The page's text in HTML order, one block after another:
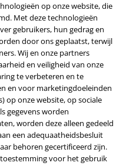
op onze website, die
Met deze technologieën
gebruikers, hun gedrag en
door ons geplaatst, terwijl
Wij en onze partners
en veiligheid van onze
te verbeteren en te
en voor marketingdoeleinden
op onze website, op sociale
gegevens worden
worden deze alleen gedeeld
een adequaatheidsbesluit
behoren gecertificeerd zijn.
toestemming voor het gebruik
Company